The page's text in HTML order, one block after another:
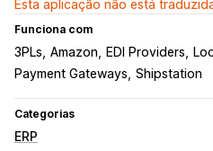
Esta aplicação não está
Funciona com
3PLs Amazon EDI Providers
Payment Gateways Shipstation
Categorias
ERP